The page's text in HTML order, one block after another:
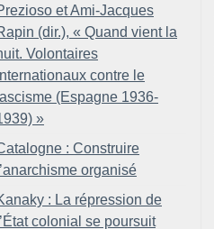
et Ami-Jacques
(dir.), « Quand vient la
Volontaires
contre le
(Espagne 1936-
»
: Construire
organisé
: La répression de
colonial se poursuit